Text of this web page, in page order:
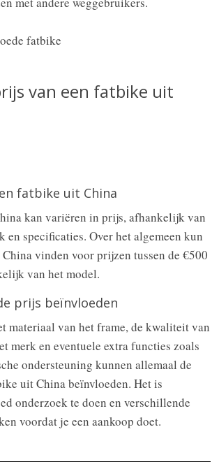
van een fatbike uit
fatbike uit China
kan variëren in prijs, afhankelijk van
en specificaties. Over het algemeen kun
vinden voor prijzen tussen de €500
van het model.
prijs beïnvloeden
materiaal van het frame, de kwaliteit van
merk en eventuele extra functies zoals
ondersteuning kunnen allemaal de
uit China beïnvloeden. Het is
onderzoek te doen en verschillende
voordat je een aankoop doet.